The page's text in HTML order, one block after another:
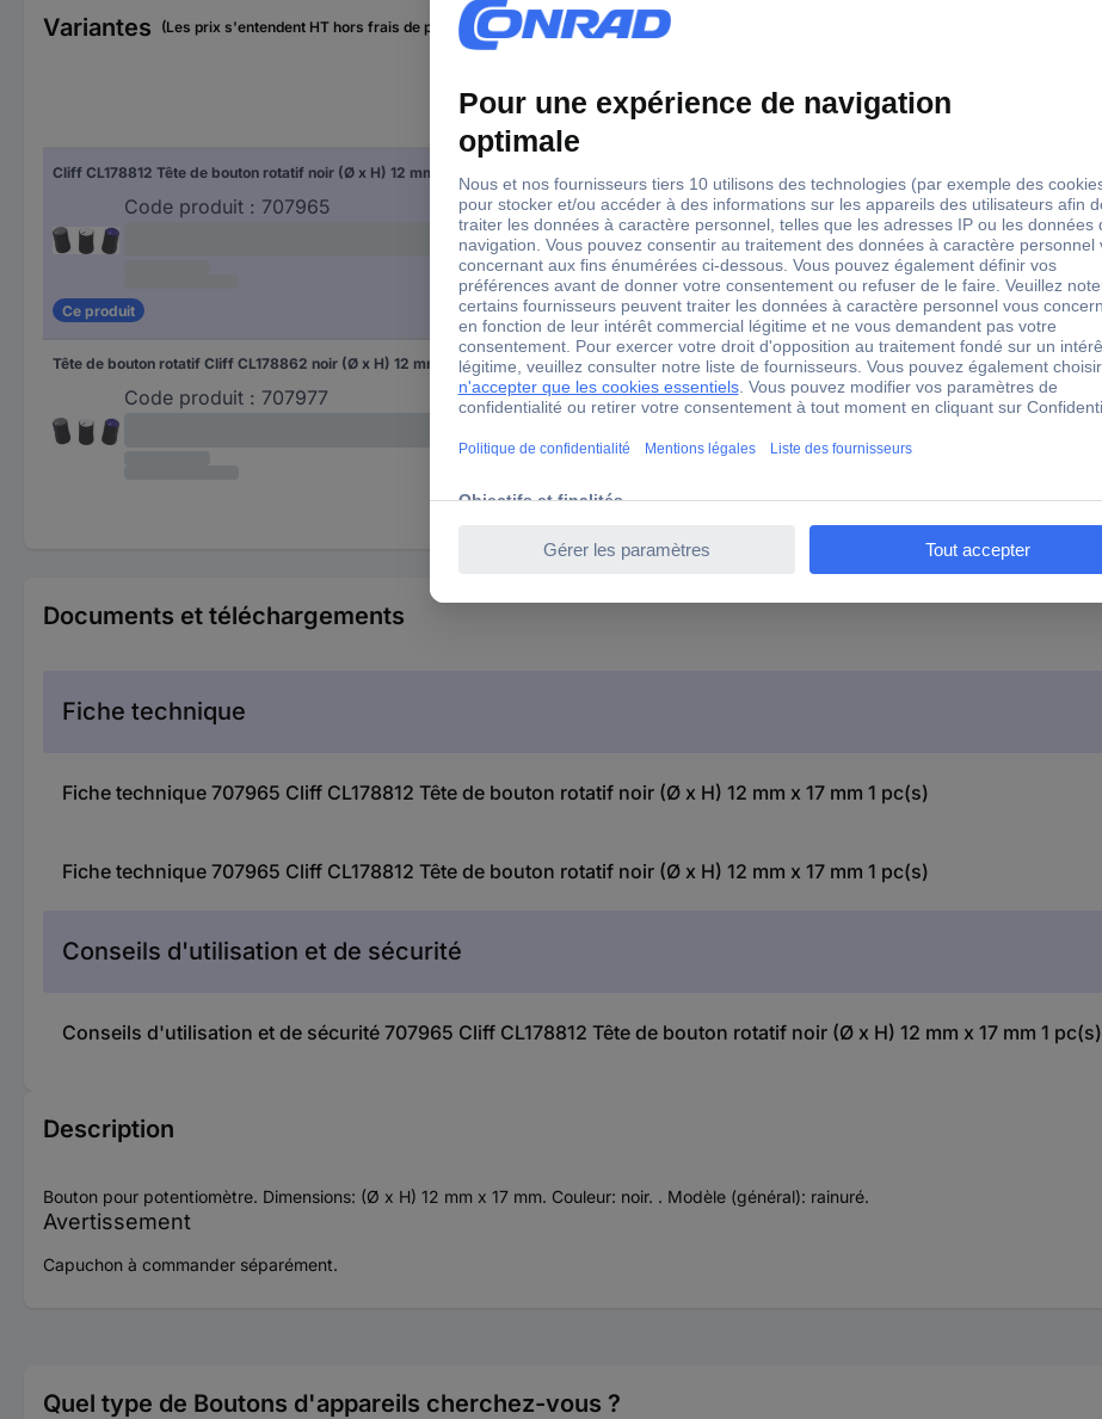
Variantes (Les prix s'entendent HT hors frais de port)
Code produit : 707965
Ce produit
Tête de bouton rotatif Cliff CL178862 noir (Ø x H) 12 mm x 17 mm 1 pc(s)
Code produit : 707977
Documents et téléchargements
Fiche technique
Fiche technique 707965 Cliff CL178812 Tête de bouton rotatif noir (Ø x H) 12 mm x 17 mm 1 pc(s)
Fiche technique 707965 Cliff CL178812 Tête de bouton rotatif noir (Ø x H) 12 mm x 17 mm 1 pc(s)
Conseils d'utilisation et de sécurité
Conseils d'utilisation et de sécurité 707965 Cliff CL178812 Tête de bouton rotatif noir (Ø x H) 12 mm x 17 mm 1 pc(s)
Description
Bouton pour potentiomètre. Dimensions: (Ø x H) 12 mm x 17 mm. Couleur: noir. . Modèle (général): rainuré.
Avertissement
Capuchon à commander séparément.
Quel type de Boutons d'appareils cherchez-vous ?